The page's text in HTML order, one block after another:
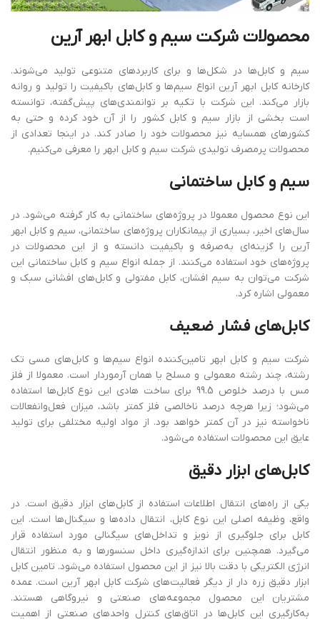
محصولاتشرکت سیم و کابل ابهرآرین
سیم‌ و کابل‌ها در شکل‌ها و برای کاربردهای متنوعی تولید می‌شوند.
کارخانه کابل ابهر آرین انواع سیم‌ها و کابل‌های باکیفیت را تولید و روانه
بازار می‌کند. این شرکت با تکیه بر توانمندی‌های پیش‌گفته، توانسته
است بخشی از بازار سیم و کابل کشور را از آن خود کرده و حتی به
کشورهای همسایه نیز محصولات خود را صادر کند. در اینجا تعدادی از
محصولات پرمصرف تولیدی شرکت سیم و کابل ابهر را معرفی می‌کنیم.
سیم و کابل ساختمانی
این نوع محصول معمولا در پروژه‌های ساختمانی به کار گرفته می‌شود. در
سال‌های اخیر، بسیاری از پیمانکاران پروژه‌های ساختمانی، سیم و کابل ابهر
آرین را گزینه‌ای به‌صرفه و باکیفیت دانسته و از این محصولات در
پروژه‌های خود استفاده می‌کنند. از جمله انواع سیم و کابل ساختمانی این
شرکت می‌توان به سیم افشان، کابل مفتولی و کابل‌های افشانی سبک و
معمولی اشاره کرد.
کابلهای فشار ضعیف
شرکت سیم و کابل ابهر تامین‌کننده انواع سیم‌ها و کابل‌های مسی تک
رشته، چند رشته معمولی و مسلح یا همان آرموردار است. معمولا از فلز
مس با درصد خلوص 99.5 برای ساخت هادی این نوع کابل‌ها استفاده
می‌شود؛ زیرا هرچه درصد ناخالصی فلز کمتر باشد، میزان فعل‌وانفعالات
ناخواسته نیز در آن کمتر خواهد بود. از مواد اولیه مختلفی برای تولید
عایق این محصولات استفاده می‌شود.
کابلهای ابزار دقیق
یکی از راه‌های انتقال اطلاعات استفاده از کابل‌های ابزار دقیق است. در
واقع، وظیفه اصلی این نوع کابل، انتقال داده‌ها و سیگنال‌ها است. این
کابل برای جلوگیری از نویز و تداخل‌های سیگنالی مورد استفاده قرار
می‌گیرد. همچنین برای اندازه‌گیری داخل سنسورها و به منظور انتقال
انرژی الکتریکی با دقت بالا نیز از این محصول استفاده می‌شود. تامین کابل
ابزار دقیق زره دار از دیگر فعالیت‌های شرکت کابل ابهر آرین است. عمده
مشتریان این محصول مجموعه‌های صنعتی و نیروگاهی هستند.
به‌کارگیری این کابل‌ها در اتاق‌های کنترل واحدهای صنعتی از اهمیت